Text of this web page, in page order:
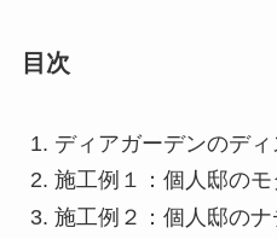
目次
ディアガーデンのデ
施工例１：個人邸の
施工例２：個人邸の